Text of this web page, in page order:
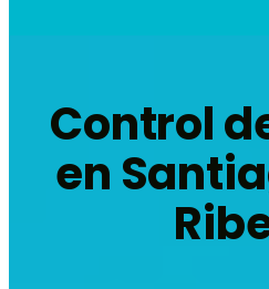
Control
en